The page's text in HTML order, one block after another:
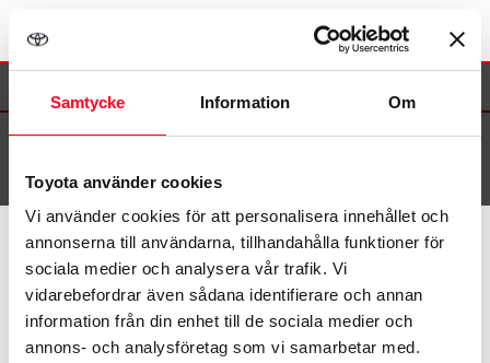
Samtycke Information Om
Toyota använder cookies
Vi använder cookies för att personalisera innehållet och
annonserna till användarna, tillhandahålla funktioner för
sociala medier och analysera vår trafik. Vi
vidarebefordrar även sådana identifierare och annan
information från din enhet till de sociala medier och
annons- och analysföretag som vi samarbetar med.
Se sommarens öppettider här>>
©2026Toyota
Kontakta oss